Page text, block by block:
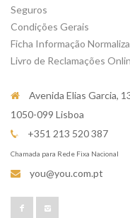
Seguros
Condições Gerais
Ficha Informação
Livro de Reclamações
Avenida Elias Garcia,
1050-099 Lisboa
+351 213 520 387
Chamada para Rede Fixa Nacional
you@you.com.pt